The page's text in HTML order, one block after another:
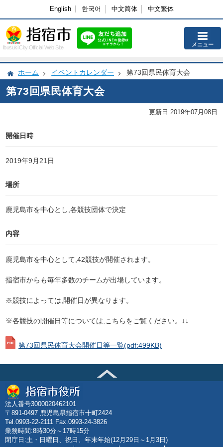
English 한국어 中文简体 中文繁体
Ibusuki City Official Web Site メニュー
ホーム イベントカレンダー 第73回県民体育大会
第73回県民体育大会
更新日 2019年07月08日
開催日時
2019年9月21日
場所
鹿児島市を中心とし,各競技団体で決定
内容
鹿児島市を中心として,42競技が開催されます。
指宿市からも毎年多数のチームが出場しています。
※競技によっては,開催日が異なります。
※各競技の開催日等については,こちらをご覧ください。↓↓
第73回県民体育大会開催日等一覧(pdf:499KB)
法人番号3000020462101
〒891-0497 鹿児島県指宿市十町2424
Tel.0993-22-2111 Fax.0993-24-3826
業務時間:8時30分～17時15分
閉庁日:土・日曜日、祝日、年末年始(12月29日～1月3日)